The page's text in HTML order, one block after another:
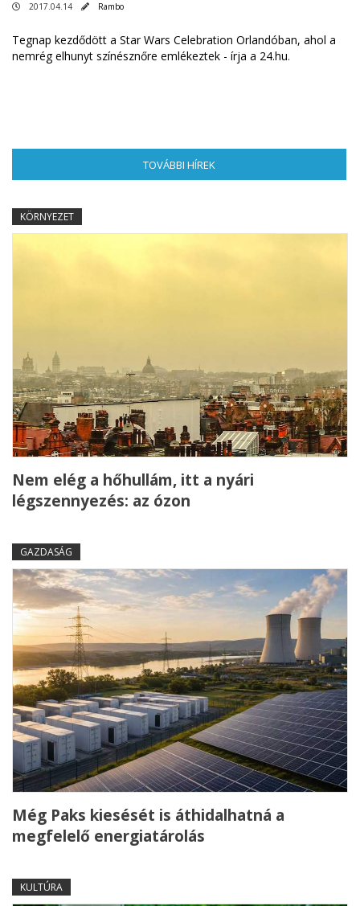
2017.04.14 Rambo
Tegnap kezdődött a Star Wars Celebration Orlandóban, ahol a
nemrég elhunyt színésznőre emlékeztek - írja a 24.hu.
TOVÁBBI HÍREK
KÖRNYEZET
Nem elég a hőhullám, itt a nyári
légszennyezés: az ózon
GAZDASÁG
Még Paks kiesését is áthidalhatná a
megfelelő energiatárolás
KULTÚRA